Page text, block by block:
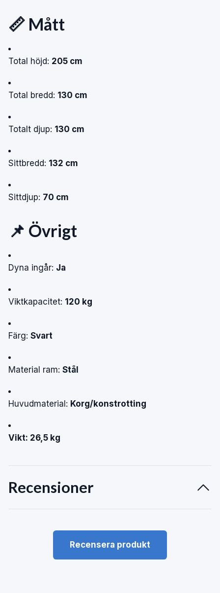
📏 Mått
Total höjd: 205 cm
Total bredd: 130 cm
Totalt djup: 130 cm
Sittbredd: 132 cm
Sittdjup: 70 cm
📌 Övrigt
Dyna ingår: Ja
Viktkapacitet: 120 kg
Färg: Svart
Material ram: Stål
Huvudmaterial: Korg/konstrotting
Vikt: 26,5 kg
Recensioner
Recensera produkt